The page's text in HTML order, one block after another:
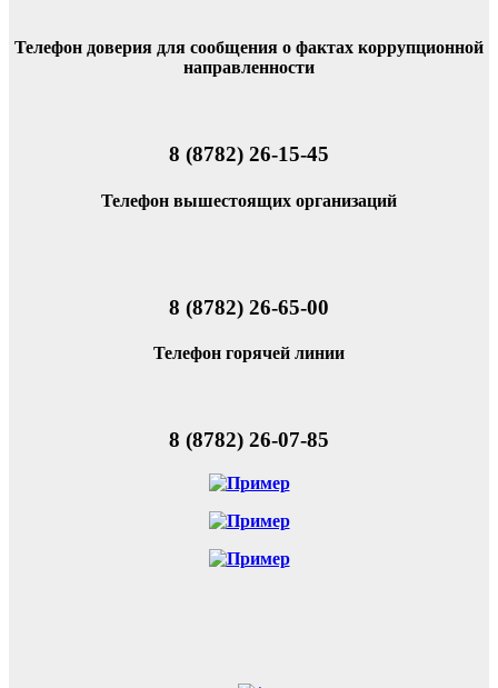
Телефон доверия для сообщения о фактах коррупционной
направленности
8 (8782) 26-15-45
Телефон вышестоящих организаций
8 (8782) 26-65-00
Телефон горячей линии
8 (8782) 26-07-85